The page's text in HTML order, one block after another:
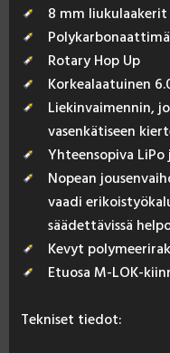
8 mm liukulaakerit
Rotary Hop Up
Korkealaatuinen
Liekinvaimennin,
vasenkätiseen
Yhteensopiva
Nopean
vaadi
säädettävissä
Kevyt
Etuosa M-LOK-
Tek­ni­set tie­dot: